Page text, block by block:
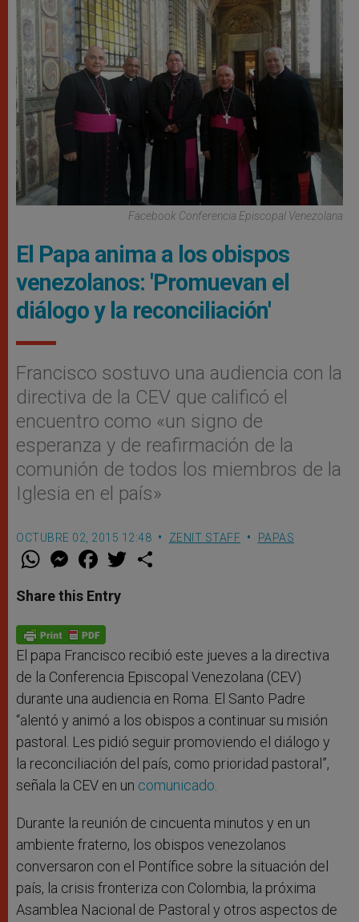
Facebook Conferencia Episcopal Venezolana
El Papa anima a los obispos
venezolanos: 'Promuevan el
diálogo y la reconciliación'
Francisco sostuvo una audiencia con la
directiva de la CEV que calificó el
encuentro como «un signo de
esperanza y de reafirmación de la
comunión de todos los miembros de la
Iglesia en el país»
OCTUBRE 02, 2015 12:48 ZENIT STAFF PAPAS
W
t
s
p
p
M
e
s
e
g
e
r
F
a
e
b
o
k
w
Share this Entry
El papa Francisco recibió este jueves a la directiva
de la Conferencia Episcopal Venezolana (CEV)
durante una audiencia en Roma. El Santo Padre
“alentó y animó a los obispos a continuar su misión
pastoral. Les pidió seguir promoviendo el diálogo y
la reconciliación del país, como prioridad pastoral”,
señala la CEV en un comunicado.
Durante la reunión de cincuenta minutos y en un
ambiente fraterno, los obispos venezolanos
conversaron con el Pontífice sobre la situación del
país, la crisis fronteriza con Colombia, la próxima
Asamblea Nacional de Pastoral y otros aspectos de